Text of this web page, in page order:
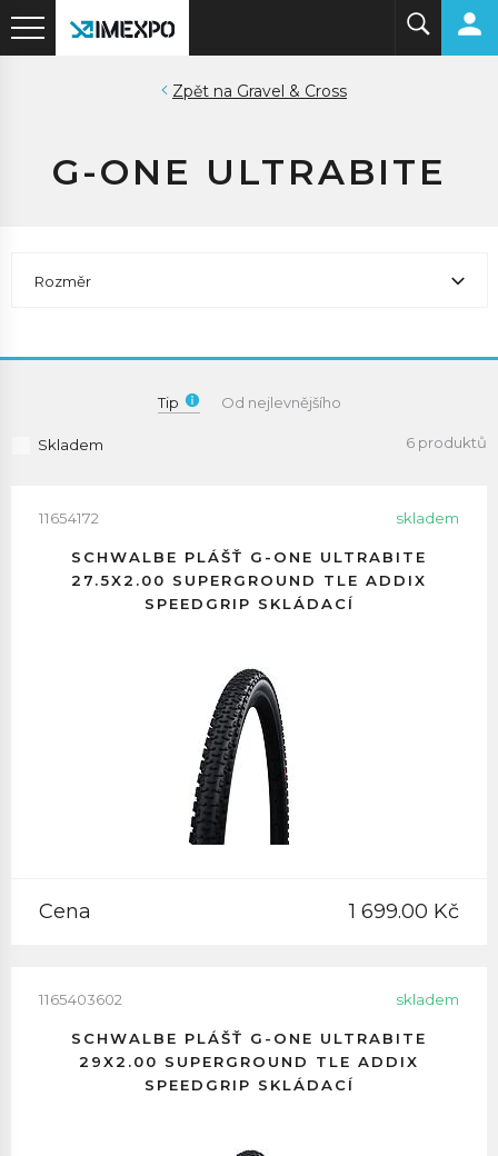
Gravel & Cross
G-ONE ULTRABITE
Rozměr
Tip Od nejlevnějšího
Skladem 6 produktů
11654172 skladem
SCHWALBE PLÁŠŤ G-ONE ULTRABITE
27.5X2.00 SUPERGROUND TLE ADDIX
SPEEDGRIP SKLÁDACÍ
Cena 1 699.00 Kč
1165403602 skladem
SCHWALBE PLÁŠŤ G-ONE ULTRABITE
29X2.00 SUPERGROUND TLE ADDIX
SPEEDGRIP SKLÁDACÍ